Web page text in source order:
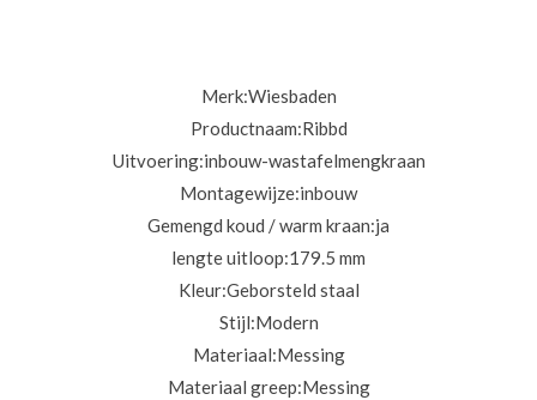
Merk:Wiesbaden
Productnaam:Ribbd
Uitvoering:inbouw-wastafelmengkraan
Montagewijze:inbouw
Gemengd koud / warm kraan:ja
lengte uitloop:179.5 mm
Kleur:Geborsteld staal
Stijl:Modern
Materiaal:Messing
Materiaal greep:Messing